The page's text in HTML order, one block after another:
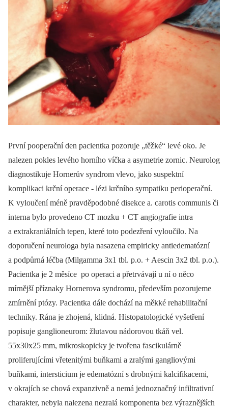
První pooperační den pacientka pozoruje „těžké“ levé oko. Je
nalezen pokles levého horního víčka a asymetrie zornic. Neurolog
diagnostikuje Hornerův syndrom vlevo, jako suspektní
komplikaci krční operace -⁠ lézi krčního sympatiku perioperační.
K vyloučení méně pravděpodobné disekce a. carotis communis či
interna bylo provedeno CT mozku + CT angiografie intra
a extrakraniálních tepen, které toto podezření vyloučilo. Na
doporučení neurologa byla nasazena empiricky antiedematózní
a podpůrná léčba (Milgamma 3x1 tbl. p.o. + Aescin 3x2 tbl. p.o.).
Pacientka je 2 měsíce po operaci a přetrvávají u ní o něco
mírnější příznaky Hornerova syndromu, především pozorujeme
zmírnění ptózy. Pacientka dále dochází na měkké rehabilitační
techniky. Rána je zhojená, klidná. Histopatologické vyšetření
popisuje ganglioneurom: žlutavou nádorovou tkáň vel.
55x30x25 mm, mikroskopicky je tvořena fascikulárně
proliferujícími vřetenitými buňkami a zralými gangliovými
buňkami, intersticium je edematózní s drobnými kalcifikacemi,
v okrajích se chová expanzivně a nemá jednoznačný infiltrativní
charakter, nebyla nalezena nezralá komponenta bez výraznějších